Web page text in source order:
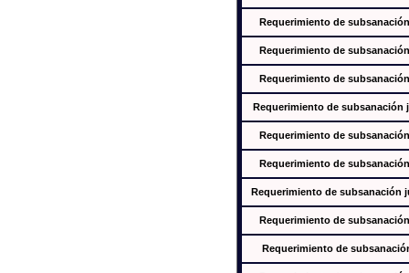
Requerimiento de
Requerimiento de
Requerimiento de
Requerimiento de subsanación
Requerimiento de
Requerimiento de
Requerimiento de subsanación
Requerimiento de
Requerimiento de